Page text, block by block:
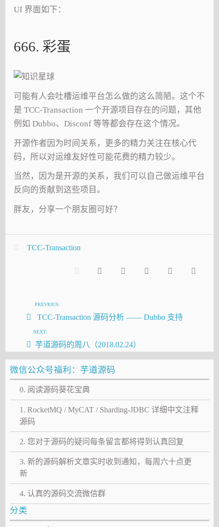
UI 界面如下：
666. 彩蛋
可能有人会吐槽运维平台怎么做的这么简陋。这个不
是 TCC-Transaction 一个开源项目存在的问题，其他
例如 Dubbo、Disconf 等等都会存在这个情况。
开源作者因为时间关系，更多的精力关注在核心代
码，所以对运维友好性可能花费的精力较少。
当然，因为是开源的关系，我们可以自己做运维平台
反向的贡献到这些项目。
胖友，分享一个朋友圈可好？
TCC-Transaction
PREVIOUS:
TCC-Transaction 源码分析 —— Dubbo 支持
NEXT:
芋道源码的周八（2018.02.24）
微信公众号福利：芋道源码
0. 阅读源码葵花宝典
1. RocketMQ / MyCAT / Sharding-JDBC 详细中文注释
源码
2. 您对于源码的疑问每条留言都将得到认真回复
3. 新的源码解析文章实时收到通知，每周六十点更
新
4. 认真的源码交流微信群
分类